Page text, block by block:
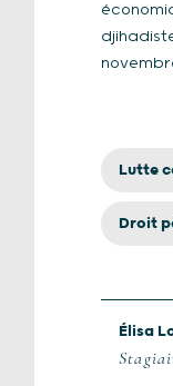
Lutte
Droit
Élisa